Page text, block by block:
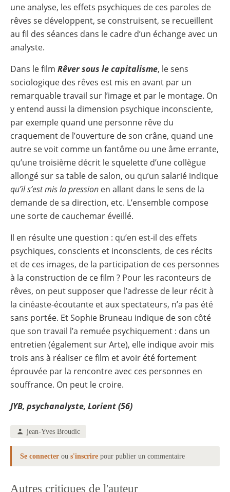
une analyse, les effets psychiques de ces paroles de
rêves se développent, se construisent, se recueillent
au fil des séances dans le cadre d’un échange avec un
analyste.
Dans le film Rêver sous le capitalisme, le sens
sociologique des rêves est mis en avant par un
remarquable travail sur l’image et par le montage. On
y entend aussi la dimension psychique inconsciente,
par exemple quand une personne rêve du
craquement de l’ouverture de son crâne, quand une
autre se voit comme un fantôme ou une âme errante,
qu’une troisième décrit le squelette d’une collègue
allongé sur sa table de salon, ou qu’un salarié indique
qu’il s’est mis la pression en allant dans le sens de la
demande de sa direction, etc. L’ensemble compose
une sorte de cauchemar éveillé.
Il en résulte une question : qu’en est-il des effets
psychiques, conscients et inconscients, de ces récits
et de ces images, de la participation de ces personnes
à la construction de ce film ? Pour les raconteurs de
rêves, on peut supposer que l’adresse de leur récit à
la cinéaste-écoutante et aux spectateurs, n’a pas été
sans portée. Et Sophie Bruneau indique de son côté
que son travail l’a remuée psychiquement : dans un
entretien (également sur Arte), elle indique avoir mis
trois ans à réaliser ce film et avoir été fortement
éprouvée par la rencontre avec ces personnes en
souffrance. On peut le croire.
JYB, psychanalyste, Lorient (56)
jean-Yves Broudic
Se connecter ou s'inscrire pour publier un commentaire
Autres critiques de l'auteur